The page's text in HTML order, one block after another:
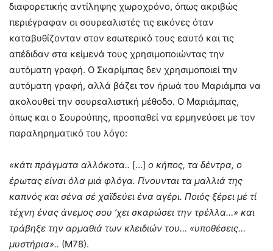
διαφορετικής αντίληψης χωροχρόνο, όπως ακριβώς
περιέγραφαν οι σουρεαλιστές τις εικόνες όταν
καταβυθίζονταν στον εσωτερικό τους εαυτό και τις
απέδιδαν στα κείμενά τους χρησιμοποιώντας την
αυτόματη γραφή. Ο Σκαρίμπας δεν χρησιμοποιεί την
αυτόματη γραφή, αλλά βάζει τον ήρωά του Μαριάμπα να
ακολουθεί την σουρεαλιστική μέθοδο. Ο Μαριάμπας,
όπως και ο Σουρούπης, προσπαθεί να ερμηνεύσει με τον
παραληρηματικό του λόγο:
«κάτι πράγματα αλλόκοτα.. […] ο κήπος, τα δέντρα, ο
έρωτας είναι όλα μιά φλόγα. Γίνουνται τα μαλλιά της
καπνός και σένα σέ χαϊδεύει ένα αγέρι. Ποιός ξέρει μέ τί
τέχνη ένας άνεμος σου ’χει σκαρώσει την τρέλλα…» και
τράβηξε την αρμαθιά των κλειδιών του… «υποθέσεις…
μυστήρια».. (Μ78).